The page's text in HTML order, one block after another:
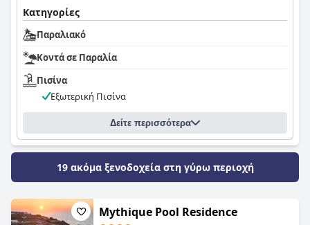
Κατηγορίες
Παραλιακό
Κοντά σε Παραλία
Πισίνα
Εξωτερική Πισίνα
Δείτε περισσότερα
19 ακόμα ξενοδοχεία στη γύρω περιοχή
Mythique Pool Residence